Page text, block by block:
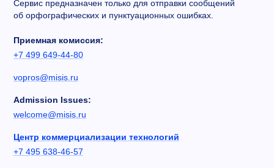
Сервис предназначен только для отправки сообщений
об орфографических и пунктуационных ошибках.
Приемная комиссия:
+7 499 649-44-80
vopros@misis.ru
Admission Issues:
welcome@misis.ru
Центр коммерциализации технологий
+7 495 638-46-57